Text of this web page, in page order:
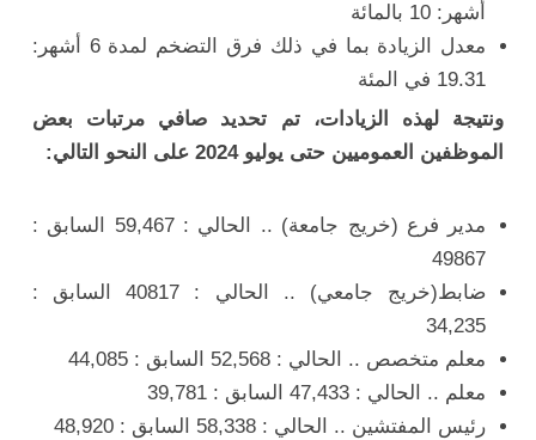
أشهر: 10 بالمائة
معدل الزيادة بما في ذلك فرق التضخم لمدة 6 أشهر:
19.31 في المئة
ونتيجة لهذه الزيادات، تم تحديد صافي مرتبات بعض
الموظفين العموميين حتى يوليو 2024 على النحو التالي:
مدير فرع (خريج جامعة) .. الحالي : 59,467 السابق :
49867
ضابط(خريج جامعي) .. الحالي : 40817 السابق :
34,235
معلم متخصص .. الحالي : 52,568 السابق : 44,085
معلم .. الحالي : 47,433 السابق : 39,781
رئيس المفتشين .. الحالي : 58,338 السابق : 48,920